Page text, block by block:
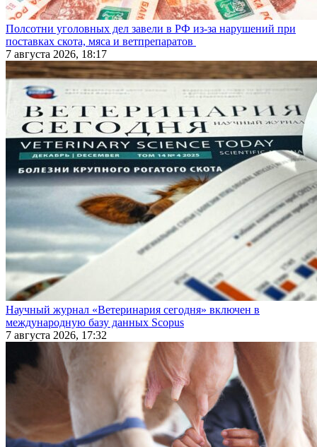
Полсотни уголовных дел завели в РФ из-за нарушений при
поставках скота, мяса и ветпрепаратов
7 августа 2026, 18:17
Научный журнал «Ветеринария сегодня» включен в
международную базу данных Scopus
7 августа 2026, 17:32